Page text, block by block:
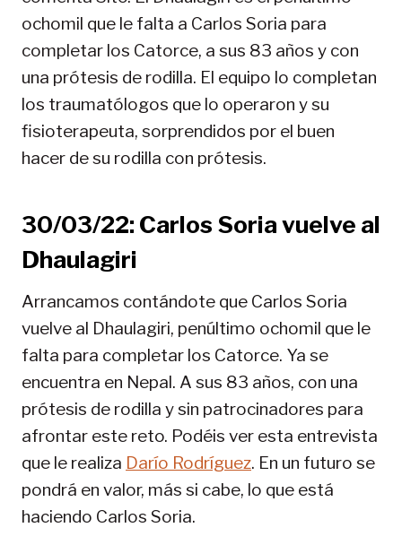
ochomil que le falta a Carlos Soria para
completar los Catorce, a sus 83 años y con
una prótesis de rodilla. El equipo lo completan
los traumatólogos que lo operaron y su
fisioterapeuta, sorprendidos por el buen
hacer de su rodilla con prótesis.
30/03/22: Carlos Soria vuelve al
Dhaulagiri
Arrancamos contándote que Carlos Soria
vuelve al Dhaulagiri, penúltimo ochomil que le
falta para completar los Catorce. Ya se
encuentra en Nepal. A sus 83 años, con una
prótesis de rodilla y sin patrocinadores para
afrontar este reto. Podéis ver esta entrevista
que le realiza Darío Rodríguez. En un futuro se
pondrá en valor, más si cabe, lo que está
haciendo Carlos Soria.